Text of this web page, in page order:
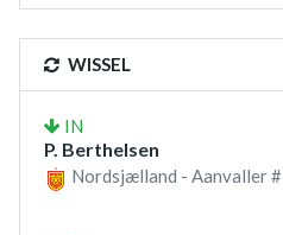
WISSEL
IN
P. Berthelsen
Nordsjælland - Aanvaller #